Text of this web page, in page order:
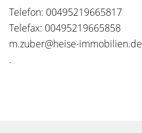
Telefon: 00495219665817
Telefax: 00495219665858
m.zuber@heise-immobilien.de
.